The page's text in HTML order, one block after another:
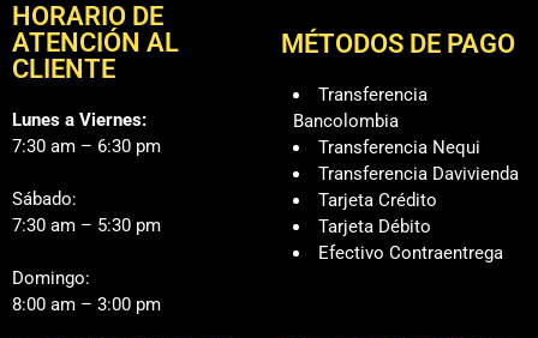
HORARIO DE
ATENCIÓN AL
CLIENTE
Lunes a Viernes:
7:30 am – 6:30 pm
Sábado:
7:30 am – 5:30 pm
Domingo:
8:00 am – 3:00 pm
MÉTODOS DE PAGO
Transferencia
Bancolombia
Transferencia Nequi
Transferencia Davivienda
Tarjeta Crédito
Tarjeta Débito
Efectivo Contraentrega